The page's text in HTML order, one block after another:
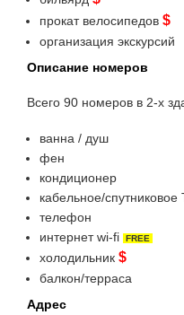
прокат велосипедов $
организация экскурсий
Описание номеров
Всего 90 номеров в 2-х
ванна / душ
фен
кондиционер
кабельное/спутниковое
телефон
интернет wi-fi
FREE
холодильник $
балкон/терраса
Адрес